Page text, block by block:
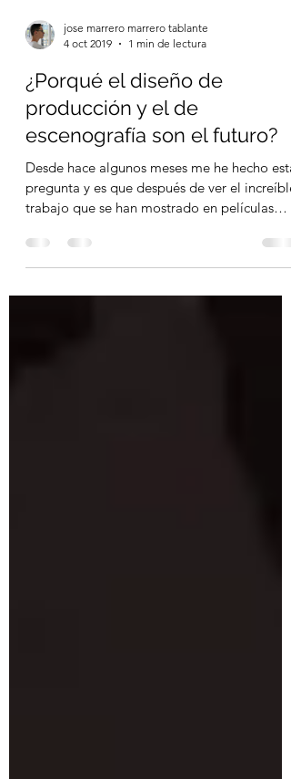
jose marrero marrero tablante
4 oct 2019
1 min de lectura
¿Porqué el diseño de
producción y el de
escenografía son el futuro?
Desde hace algunos meses me he hecho esta
trabajo que se han mostrado en películas
como...